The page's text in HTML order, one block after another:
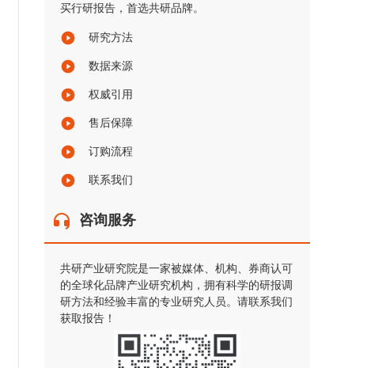
买行研报告，首选共研品牌。
研究方法
数据来源
权威引用
售后保障
订购流程
联系我们
咨询服务
共研产业研究院是一家被媒体、机构、券商认可
的全球化品牌产业研究机构，拥有科学的研报调
研方法和经验丰富的专业研究人员。请联系我们
获取报告！